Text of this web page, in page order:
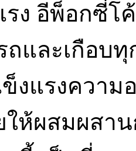
ง อีพ็อกซี่โ
ถและเกือบ
งแรงความ
ห้ผสมผสา